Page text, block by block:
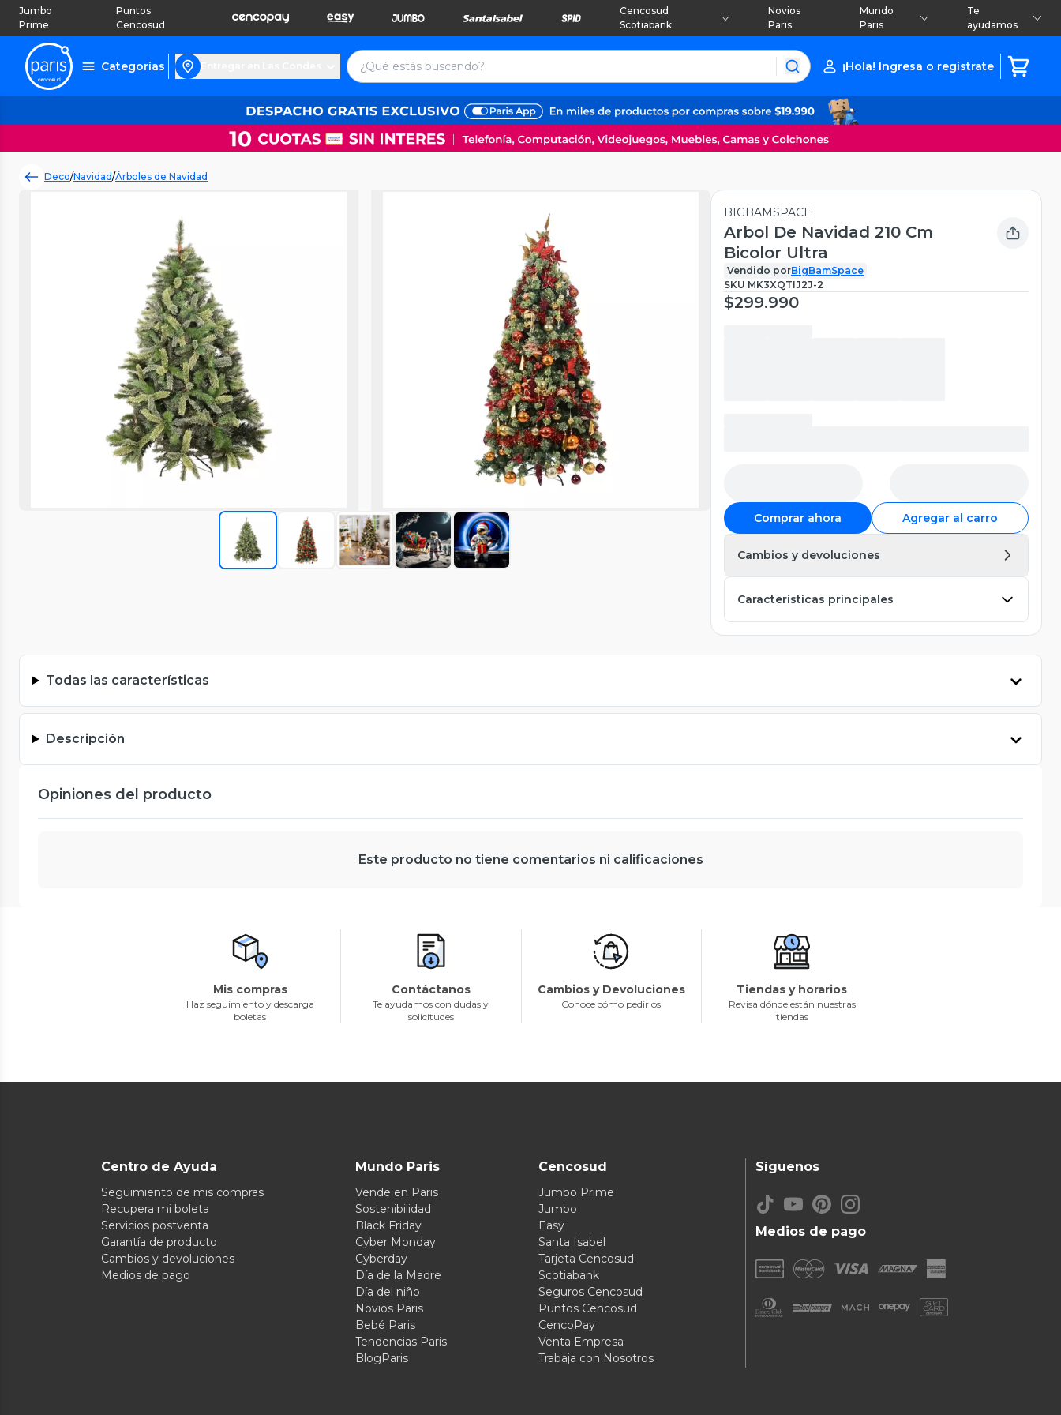
Jumbo
Prime
Puntos
Cencosud
Cencosud
Scotiabank
Novios
Paris
Mundo
Paris
Te
ayudamos
Categorías ¡Hola! Ingresa o regístrate
Deco/Navidad/Árboles de Navidad
BIGBAMSPACE
Arbol De Navidad 210 Cm
Bicolor Ultra
Vendido porBigBamSpace
SKU MK3XQTIJ2J-2
$299.990
Comprar ahora Agregar al carro
Cambios y devoluciones
Características principales
Todas las características
Descripción
Opiniones del producto
Este producto no tiene comentarios ni calificaciones
Mis compras
Haz seguimiento y descarga
boletas
Contáctanos
Te ayudamos con dudas y
solicitudes
Cambios y Devoluciones
Conoce cómo pedirlos
Tiendas y horarios
Revisa dónde están nuestras
tiendas
Centro de Ayuda
Seguimiento de mis compras
Recupera mi boleta
Servicios postventa
Garantía de producto
Cambios y devoluciones
Medios de pago
Mundo Paris
Vende en Paris
Sostenibilidad
Black Friday
Cyber Monday
Cyberday
Día de la Madre
Día del niño
Novios Paris
Bebé Paris
Tendencias Paris
BlogParis
Cencosud
Jumbo Prime
Jumbo
Easy
Santa Isabel
Tarjeta Cencosud
Scotiabank
Seguros Cencosud
Puntos Cencosud
CencoPay
Venta Empresa
Trabaja con Nosotros
Medios de pago
Síguenos